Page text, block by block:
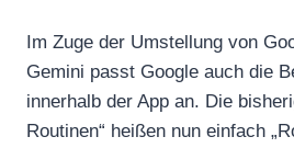
Im Zuge der Umstellung von
Gemini passt Google auch die
innerhalb der App an. Die
Routinen“ heißen nun einfach